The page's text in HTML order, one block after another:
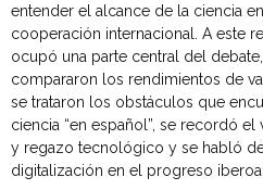
entender el alcance de la ciencia
cooperación internacional. A este
ocupó una parte central del
compararon los rendimientos de
se trataron los obstáculos que
ciencia “en español”, se recordó
y regazo tecnológico y se habló
digitalización en el progreso